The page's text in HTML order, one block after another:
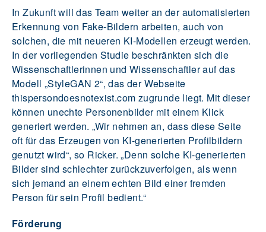
In Zukunft will das Team weiter an der automatisierten
Erkennung von Fake-Bildern arbeiten, auch von
solchen, die mit neueren KI-Modellen erzeugt werden.
In der vorliegenden Studie beschränkten sich die
Wissenschaftlerinnen und Wissenschaftler auf das
Modell „StyleGAN 2“, das der Webseite
thispersondoesnotexist.com zugrunde liegt. Mit dieser
können unechte Personenbilder mit einem Klick
generiert werden. „Wir nehmen an, dass diese Seite
oft für das Erzeugen von KI-generierten Profilbildern
genutzt wird“, so Ricker. „Denn solche KI-generierten
Bilder sind schlechter zurückzuverfolgen, als wenn
sich jemand an einem echten Bild einer fremden
Person für sein Profil bedient.“
Förderung